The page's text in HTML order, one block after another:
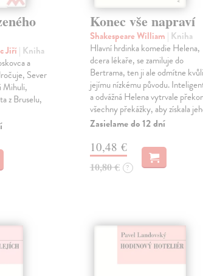
Jiří | Kniha
a
Sever
Mihuli,
z Bruselu,
Konec vše napraví
Shakespeare William | Kniha
Hlavní hrdinka komedie Helena,
dcera lékaře, se zamiluje do
Bertrama, ten ji ale odmítne kvůli
jejímu nízkému původu.
a odvážná Helena vytrvale
všechny překážky, aby získala
Zasielame do 12 dní
10,48 €
10,80 € ?